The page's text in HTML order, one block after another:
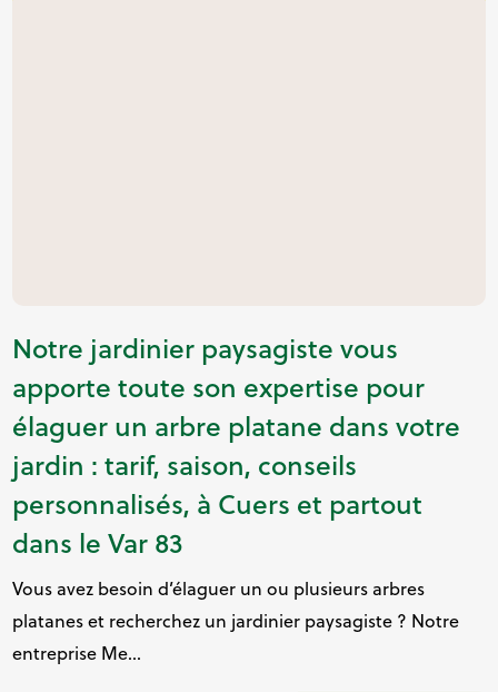
Notre jardinier paysagiste vous
apporte toute son expertise pour
élaguer un arbre platane dans votre
jardin : tarif, saison, conseils
personnalisés, à Cuers et partout
dans le Var 83
Vous avez besoin d’élaguer un ou plusieurs arbres
platanes et recherchez un jardinier paysagiste ? Notre
entreprise Me...